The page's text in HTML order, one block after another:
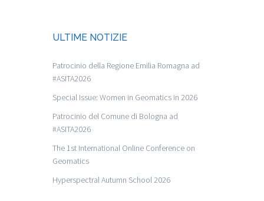
ULTIME NOTIZIE
Patrocinio della Regione Emilia Romagna ad
#ASITA2026
Special Issue: Women in Geomatics in 2026
Patrocinio del Comune di Bologna ad
#ASITA2026
The 1st International Online Conference on
Geomatics
Hyperspectral Autumn School 2026